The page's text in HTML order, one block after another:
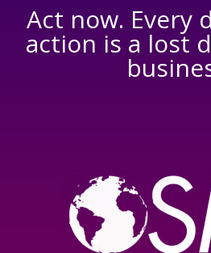
Act now. Every
action is a lost